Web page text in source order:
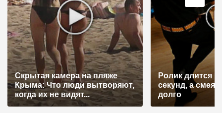
Скрытая камера на пляже
Крыма: Что люди вытворяют,
когда их не видят...
Ролик длится
секунд, а
долго